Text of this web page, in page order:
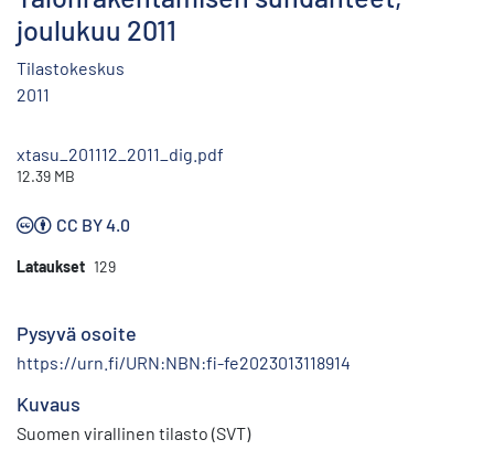
joulukuu 2011
Tilastokeskus
2011
xtasu_201112_2011_dig.pdf
12.39 MB
CC BY 4.0
Lataukset 129
Pysyvä osoite
https://urn.fi/URN:NBN:fi-fe2023013118914
Kuvaus
Suomen virallinen tilasto (SVT)